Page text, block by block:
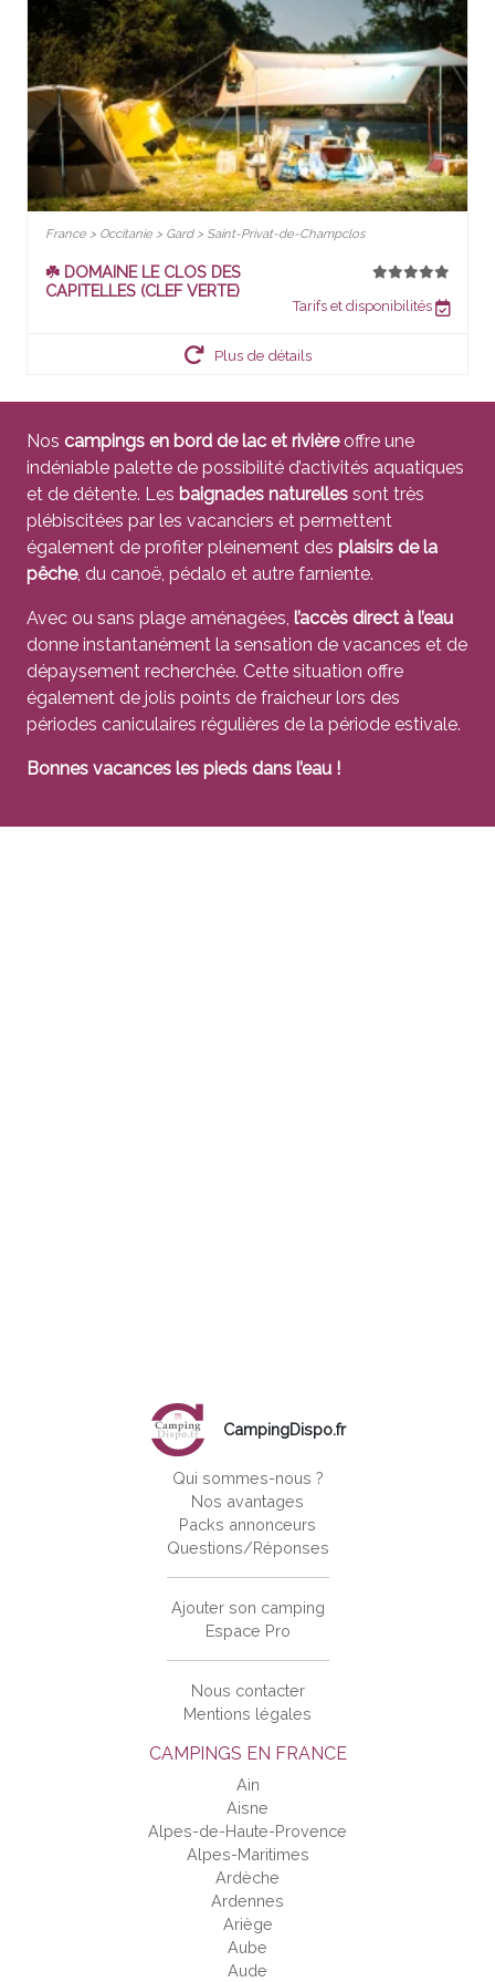
France > Occitanie > Gard > Saint-Privat-de-Champclos
☘️ DOMAINE LE CLOS DES
CAPITELLES (CLEF VERTE)
Tarifs et disponibilités
Plus de détails
Nos campings en bord de lac et rivièreoffre une
indéniable palette de possibilité d’activités aquatiques
et de détente. Les baignades naturelles sont très
plébiscitées par les vacanciers et permettent
également de profiter pleinement des plaisirs de la
pêche, du canoë, pédalo et autre farniente.
Avec ou sans plage aménagées, l’accès direct à l’eau
donne instantanément la sensation de vacances et de
dépaysement recherchée. Cette situation offre
également de jolis points de fraicheur lors des
périodes caniculaires régulières de la période estivale.
Bonnes vacances les pieds dans l’eau !
CAMPINGS EN FRANCE
Ain
Aisne
Alpes-de-Haute-Provence
Alpes-Maritimes
Ardèche
Ardennes
Ariège
Aube
Aude
CampingDispo.fr
Qui sommes-nous ?
Nos avantages
Packs annonceurs
Questions/Réponses
Ajouter son camping
Espace Pro
Nous contacter
Mentions légales